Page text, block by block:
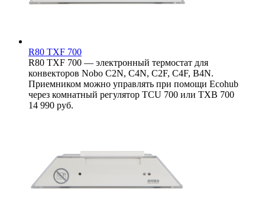
R80 TXF 700
R80 TXF 700 — электронный термостат для
конвекторов Nobo C2N, С4N, C2F, С4F, B4N.
Приемником можно управлять при помощи Ecohub
через комнатный регулятор TCU 700 или TXB 700
14 990 руб.